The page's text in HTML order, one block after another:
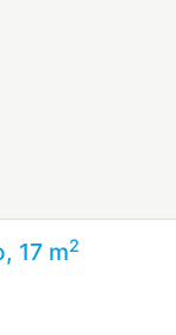
17 m2